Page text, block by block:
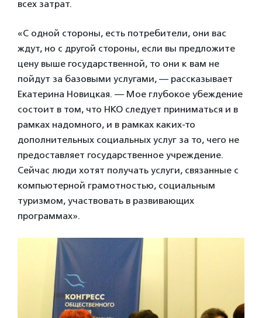
всех затрат.
«С одной стороны, есть потребители, они вас
ждут, но с другой стороны, если вы предложите
цену выше государственной, то они к вам не
пойдут за базовыми услугами, — рассказывает
Екатерина Новицкая. — Мое глубокое убеждение
состоит в том, что НКО следует приниматься и в
рамках надомного, и в рамках каких-то
дополнительных социальных услуг за то, чего не
предоставляет государственное учреждение.
Сейчас люди хотят получать услуги, связанные с
компьютерной грамотностью, социальным
туризмом, участвовать в развивающих
программах».